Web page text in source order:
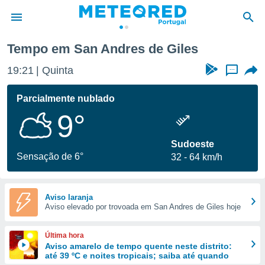
da
foi
fornecidas
a este
das
e
forma
digital
Tempo em San Andres de Giles
19:21 Quinta ...
Parcialmente nublado
9°
Sensação de 6°
Sudoeste
32
64 km/h
Aviso laranja
Aviso elevado por trovoada em San Andres de Giles hoje
Última hora
Aviso amarelo de tempo quente neste distrito:
até 39 ºC e noites tropicais; saiba até quando